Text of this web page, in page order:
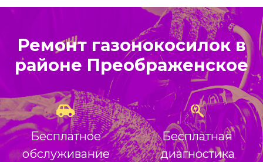
Ремонт газонокосилок в
районе Преображенское
Бесплатное
обслуживание
Бесплатная
диагностика